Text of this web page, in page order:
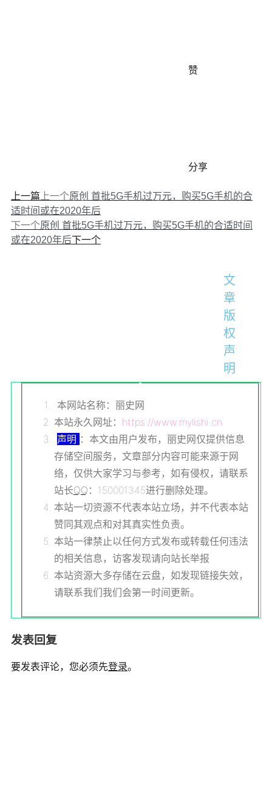
赞
分享
上一篇上一个原创 首批5G手机过万元，购买5G手机的合
适时间或在2020年后
下一个原创 首批5G手机过万元，购买5G手机的合适时间
或在2020年后下一个
文
章
版
权
声
明
本网站名称：丽史网
本站永久网址： https://www.mylishi.cn
声明 ：本文由用户发布，丽史网仅提供信息
存储空间服务，文章部分内容可能来源于网
络，仅供大家学习与参考，如有侵权，请联系
站长QQ ：150001345进行删除处理。
本站一切资源不代表本站立场，并不代表本站
赞同其观点和对其真实性负责。
本站一律禁止以任何方式发布或转载任何违法
的相关信息，访客发现请向站长举报
本站资源大多存储在云盘，如发现链接失效，
请联系我们我们会第一时间更新。
发表回复
要发表评论，您必须先登录。